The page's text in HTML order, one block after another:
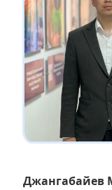
Джангабайев